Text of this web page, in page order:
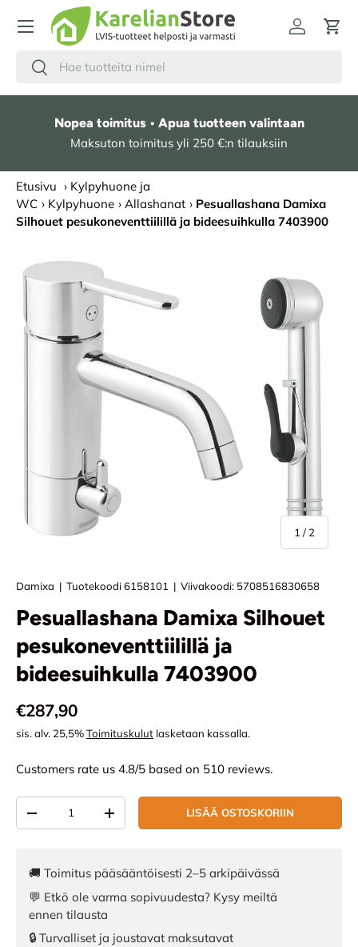
HYPPÄÄ SISÄLTÖÖN
Hae
Etsi
Kirjaudu
Nopea toimitus • Apua tuotteen valintaan
Maksuton toimitus yli 250 €:n tilauksiin
Etusivu › Kylpyhuone ja
WC › Kylpyhuone › Allashanat › Pesuallashana Damixa
Silhouet pesukoneventtiilillä ja bideesuihkulla 7403900
SIIRRY TUOTETIETOIHIN
1 / /2
Damixa | Tuotekoodi6158101 | Viivakoodi: 5708516830658
Pesuallashana Damixa Silhouet
pesukoneventtiilillä ja
bideesuihkulla 7403900
Normaali hinta
€287,90
sis. alv. 25,5%Toimituskulut lasketaan kassalla.
Customers rate us 4.8/5 based on 510 reviews.
VÄHENNÄ MÄÄRÄÄLISÄÄ MÄÄRÄÄLISÄÄ OSTOSKORIIN
🚚 Toimitus pääsääntöisesti 2–5 arkipäivässä
💬 Etkö ole varma sopivuudesta? Kysy meiltä
ennen tilausta
🔒 Turvalliset ja joustavat maksutavat